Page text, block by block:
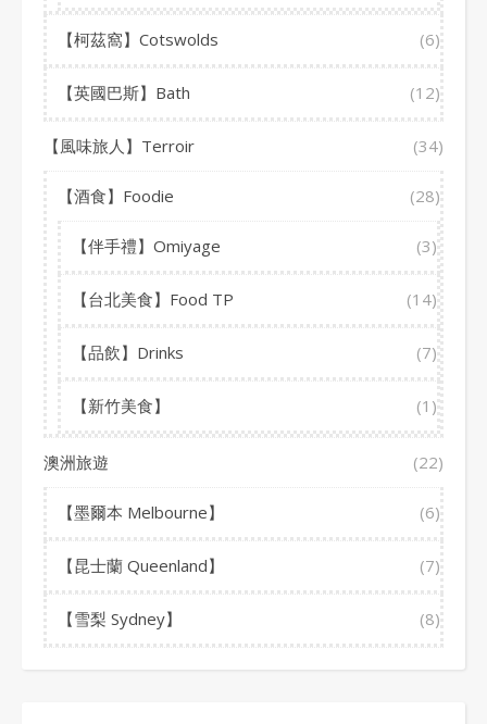
【柯茲窩】Cotswolds (6)
【英國巴斯】Bath (12)
【風味旅人】Terroir (34)
【酒食】Foodie (28)
【伴手禮】Omiyage (3)
【台北美食】Food TP (14)
【品飲】Drinks (7)
【新竹美食】 (1)
澳洲旅遊 (22)
【墨爾本 Melbourne】 (6)
【昆士蘭 Queenland】 (7)
【雪梨 Sydney】 (8)